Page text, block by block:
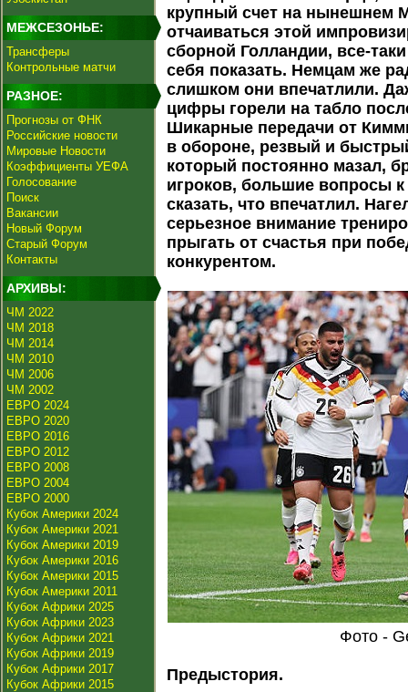
МЕЖСЕЗОНЬЕ:
Трансферы
Контрольные матчи
РАЗНОЕ:
Прогнозы от ФНК
Российские новости
Мировые Новости
Коэффициенты УЕФА
Голосование
Поиск
Вакансии
Новый Форум
Старый Форум
Контакты
АРХИВЫ:
ЧМ 2022
ЧМ 2018
ЧМ 2014
ЧМ 2010
ЧМ 2006
ЧМ 2002
ЕВРО 2024
ЕВРО 2020
ЕВРО 2016
ЕВРО 2012
ЕВРО 2008
ЕВРО 2004
ЕВРО 2000
Кубок Америки 2024
Кубок Америки 2021
Кубок Америки 2019
Кубок Америки 2016
Кубок Америки 2015
Кубок Америки 2011
Кубок Африки 2025
Кубок Африки 2023
Кубок Африки 2021
Кубок Африки 2019
Кубок Африки 2017
Кубок Африки 2015
крупный счет на нынешнем
отчаиваться этой
сборной Голландии, все-
себя показать. Немцам же
слишком они впечатлили.
цифры горели на табло
Шикарные передачи от
в обороне, резвый и
который постоянно мазал,
игроков, большие вопросы
сказать, что впечатлил.
серьезное внимание
прыгать от счастья при
конкурентом.
Фото -
Предыстория.